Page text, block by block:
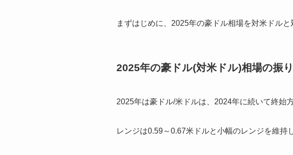
まずはじめに、2025年の豪ドル相場を対米ドル
2025年の豪ドル(対米ドル)相場の振
2025年は豪ドル/米ドルは、2024年に続いて終始
レンジは0.59～0.67米ドルと小幅のレンジを維持